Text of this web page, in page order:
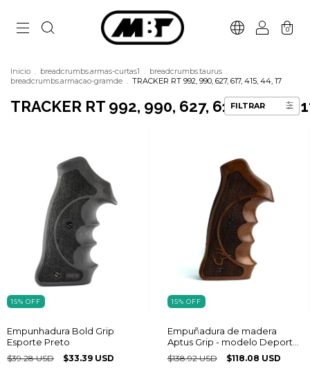
0
Inicio . breadcrumbs.armas-curtas1 . breadcrumbs.taurus .
breadcrumbs.armacao-gramde . TRACKER RT 992, 990, 627, 617, 415, 44, 17
TRACKER RT 992, 990, 627, 617, 415, 44,
FILTRAR
15% OFF
Empunhadura Bold Grip
Esporte Preto
$39.28 USD $33.39 USD
15% OFF
Empuñadura de madera
Aptus Grip - modelo Deporte
/ Competición Multiframe®
logo Taurus
$138.92 USD $118.08 USD